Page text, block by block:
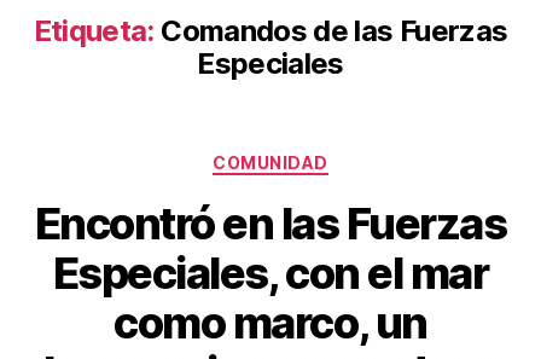
Etiqueta: Comandos de las Fuerzas
Especiales
Categorías
COMUNIDAD
Encontró en las Fuerzas
Especiales, con el mar
como marco, un